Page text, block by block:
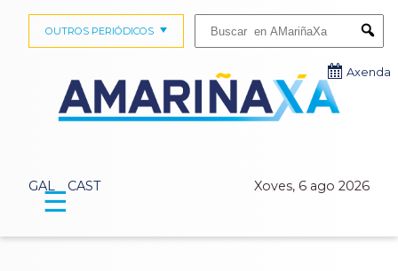
GAL CAST Xoves, 6 ago 2026
OUTROS PERIÓDICOS
Axenda
☰